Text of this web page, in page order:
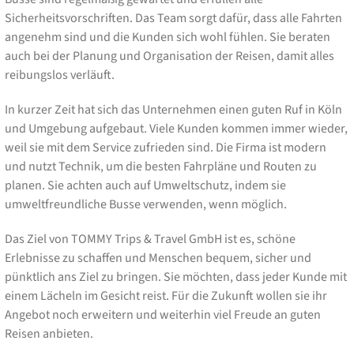
Sicherheitsvorschriften. Das Team sorgt dafür, dass alle Fahrten
angenehm sind und die Kunden sich wohl fühlen. Sie beraten
auch bei der Planung und Organisation der Reisen, damit alles
reibungslos verläuft.
In kurzer Zeit hat sich das Unternehmen einen guten Ruf in Köln
und Umgebung aufgebaut. Viele Kunden kommen immer wieder,
weil sie mit dem Service zufrieden sind. Die Firma ist modern
und nutzt Technik, um die besten Fahrpläne und Routen zu
planen. Sie achten auch auf Umweltschutz, indem sie
umweltfreundliche Busse verwenden, wenn möglich.
Das Ziel von TOMMY Trips & Travel GmbH ist es, schöne
Erlebnisse zu schaffen und Menschen bequem, sicher und
pünktlich ans Ziel zu bringen. Sie möchten, dass jeder Kunde mit
einem Lächeln im Gesicht reist. Für die Zukunft wollen sie ihr
Angebot noch erweitern und weiterhin viel Freude an guten
Reisen anbieten.